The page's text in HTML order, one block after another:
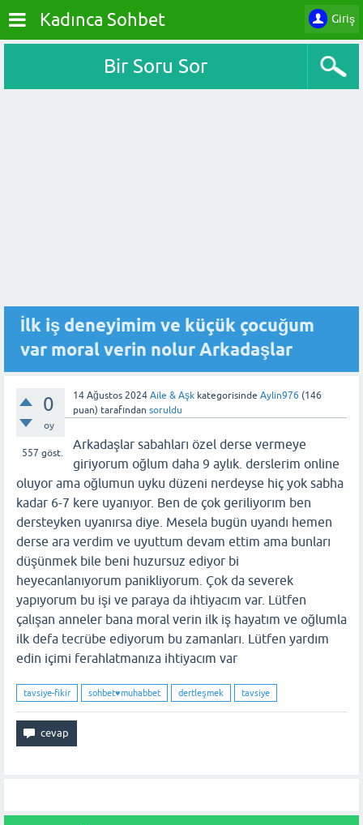
Giriş
Kadınca Sohbet
Bir Soru Sor
İlk iş deneyimim ve küçük çocuğum
var moral verin nolur Arkadaşlar
0
oy
557 göst.
14 Ağustos 2024 Aile & Aşk kategorisinde Aylin976 (146
puan) tarafından soruldu
Arkadaşlar sabahları özel derse vermeye
giriyorum oğlum daha 9 aylık. derslerim online
oluyor ama oğlumun uyku düzeni nerdeyse hiç yok sabha
kadar 6-7 kere uyanıyor. Ben de çok geriliyorım ben
dersteyken uyanırsa diye. Mesela bugün uyandı hemen
derse ara verdim ve uyuttum devam ettim ama bunları
düşünmek bile beni huzursuz ediyor bi
heyecanlanıyorum panikliyorum. Çok da severek
yapıyorum bu işi ve paraya da ihtiyacım var. Lütfen
çalışan anneler bana moral verin ilk iş hayatım ve oğlumla
ilk defa tecrübe ediyorum bu zamanları. Lütfen yardım
edin içimi ferahlatmanıza ihtiyacım var
tavsiye-fikir sohbet♥️muhabbet dertleşmek tavsiye